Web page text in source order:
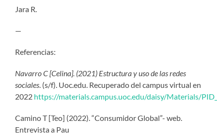
Jara R.
—
Referencias:
Navarro C [Celina]. (2021) Estructura y uso de las redes
sociales. (s/f). Uoc.edu. Recuperado del campus virtual en
2022 https://materials.campus.uoc.edu/daisy/Materials/
Camino T [Teo] (2022). “Consumidor Global”- web.
Entrevista a Pau